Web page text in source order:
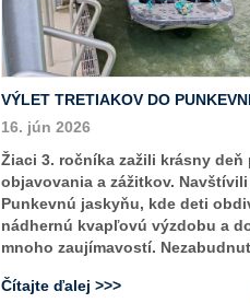
VÝLET TRETIAKOV DO
16. jún 2026
Žiaci 3. ročníka zažili krásny deň
objavovania a zážitkov. Navštívili
Punkevnú jaskyňu, kde deti
nádhernú kvapľovú výzdobu a
mnoho zaujímavostí.
Čítajte ďalej >>>